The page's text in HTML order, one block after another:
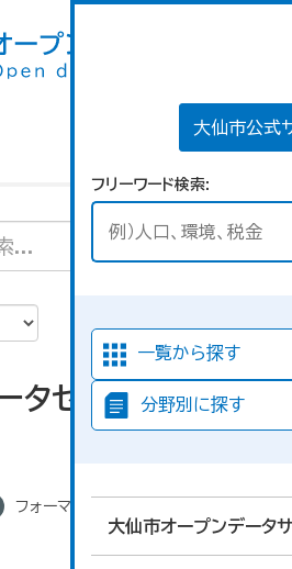
大仙市公式
フリーワード検索
一覧から探す
分野別に探す
大仙市オープンデータ
タセットが見つ
フォーマット: